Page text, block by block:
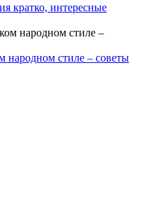
кратко, интересные
народном стиле – советы